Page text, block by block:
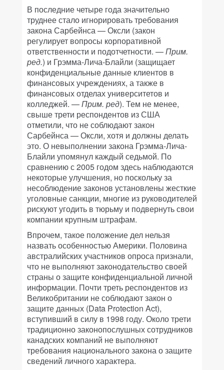
В последние четыре года значительно
труднее стало игнорировать требования
закона Сарбейнса — Оксли (закон
регулирует вопросы корпоративной
ответственности и подотчетности. —Прим.
ред.) и Грэмма-Лича-Блайли (защищает
конфиденциальные данные клиентов в
финансовых учреждениях, а также в
финансовых отделах университетов и
колледжей. —Прим. ред). Тем не менее,
свыше трети респондентов из США
отметили, что не соблюдают закон
Сарбейнса — Оксли, хотя и должны делать
это. О невыполнении закона Грэмма-Лича-
Блайли упомянул каждый седьмой. По
сравнению с 2005 годом здесь наблюдаются
некоторые улучшения, но поскольку за
несоблюдение законов установлены жесткие
уголовные санкции, многие из руководителей
рискуют угодить в тюрьму и подвернуть свои
компании крупным штрафам.
Впрочем, такое положение дел нельзя
назвать особенностью Америки. Половина
австралийских участников опроса признали,
что не выполняют законодательство своей
страны о защите конфиденциальной личной
информации. Почти треть респондентов из
Великобритании не соблюдают закон о
защите данных (Data Protection Act),
вступивший в силу в 1998 году. Около трети
традиционно законопослушных сотрудников
канадских компаний не выполняют
требования национального закона о защите
сведений личного характера.